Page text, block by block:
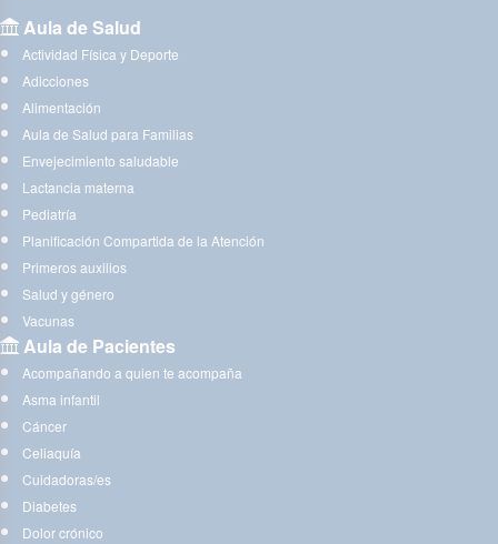
Aula de Salud
Actividad Física y Deporte
Adicciones
Alimentación
Aula de Salud para Familias
Envejecimiento saludable
Lactancia materna
Pediatría
Planificación Compartida de la Atención
Primeros auxilios
Salud y género
Vacunas
Aula de Pacientes
Acompañando a quien te acompaña
Asma infantil
Cáncer
Celiaquía
Cuidadoras/es
Diabetes
Dolor crónico